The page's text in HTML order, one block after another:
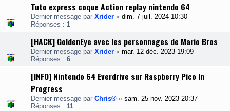
Tuto express coque Action replay nintendo 64
Dernier message par Xrider « dim. 7 juil. 2024 10:30
Réponses : 1
[HACK] GoldenEye avec les personnages de Mario Bros
Dernier message par Xrider « mar. 12 déc. 2023 19:09
Réponses : 6
[INFO] Nintendo 64 Everdrive sur Raspberry Pico In
Progress
Dernier message par Chris® « sam. 25 nov. 2023 20:37
Réponses : 11